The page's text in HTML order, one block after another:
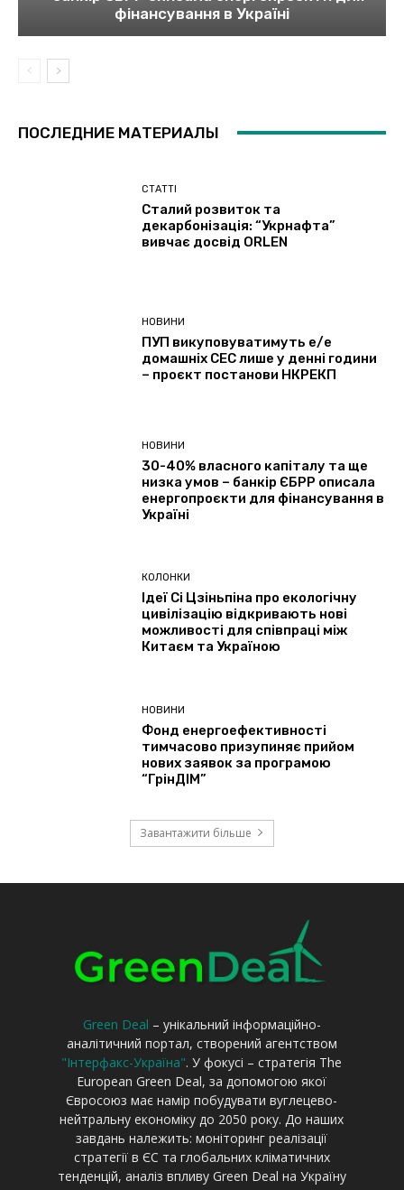
Green Deal – унікальний інформаційно-
аналітичний портал, створений агентством
"Інтерфакс-Україна". У фокусі – стратегія The
European Green Deal, за допомогою якої
Євросоюз має намір побудувати вуглецево-
нейтральну економіку до 2050 року. До наших
завдань належить: моніторинг реалізації
стратегії в ЄС та глобальних кліматичних
тенденцій, аналіз впливу Green Deal на Україну